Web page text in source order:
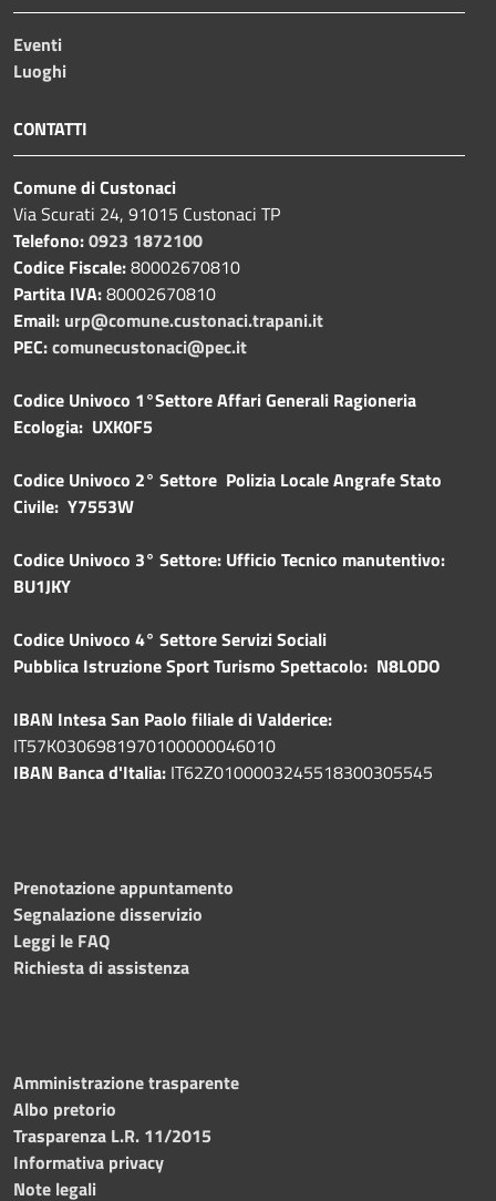
Eventi
Luoghi
CONTATTI
Comune di Custonaci
Via Scurati 24, 91015 Custonaci TP
Telefono:0923 1872100
Codice Fiscale:80002670810
Partita IVA:80002670810
Email: urp@comune.custonaci.trapani.it
PEC:comunecustonaci@pec.it
Codice Univoco 1°Settore Affari Generali Ragioneria
Ecologia: UXK0F5
Codice Univoco 2° Settore Polizia Locale Angrafe Stato
Civile: Y7553W
Codice Univoco 3° Settore: Ufficio Tecnico manutentivo:
BU1JKY
Codice Univoco 4° Settore Servizi Sociali
Pubblica Istruzione Sport Turismo Spettacolo: N8L0DO
IBAN Intesa San Paolo filiale di Valderice:
IT57K0306981970100000046010
IBAN Banca d'Italia: IT62Z0100003245518300305545
Prenotazione appuntamento
Segnalazione disservizio
Leggi le FAQ
Richiesta di assistenza
Amministrazione trasparente
Albo pretorio
Trasparenza L.R. 11/2015
Informativa privacy
Note legali